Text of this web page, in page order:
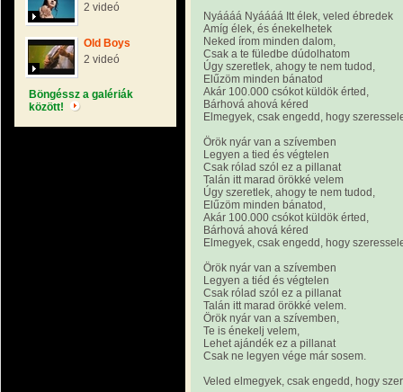
2 videó
Old Boys
2 videó
Böngéssz a galériák
között!
Nyáááá Nyáááá Itt élek, veled ébredek
Amíg élek, és énekelhetek
Neked írom minden dalom,
Csak a te füledbe dúdolhatom
Úgy szeretlek, ahogy te nem tudod,
Elűzöm minden bánatod
Akár 100.000 csókot küldök érted,
Bárhová ahová kéred
Elmegyek, csak engedd, hogy
Örök nyár van a szívemben
Legyen a tied és végtelen
Csak rólad szól ez a pillanat
Talán itt marad örökké velem
Úgy szeretlek, ahogy te nem tudod,
Elűzöm minden bánatod,
Akár 100.000 csókot küldök érted,
Bárhová ahová kéred
Elmegyek, csak engedd, hogy
Örök nyár van a szívemben
Legyen a tiéd és végtelen
Csak rólad szól ez a pillanat
Talán itt marad örökké velem.
Örök nyár van a szívemben,
Te is énekelj velem,
Lehet ajándék ez a pillanat
Csak ne legyen vége már sosem.
Veled elmegyek, csak engedd, hogy